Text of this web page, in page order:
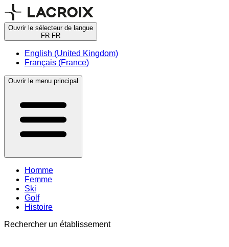
Ouvrir le sélecteur de langue
FR-FR
English (United Kingdom)
Français (France)
Ouvrir le menu principal
Homme
Femme
Ski
Golf
Histoire
Rechercher un établissement